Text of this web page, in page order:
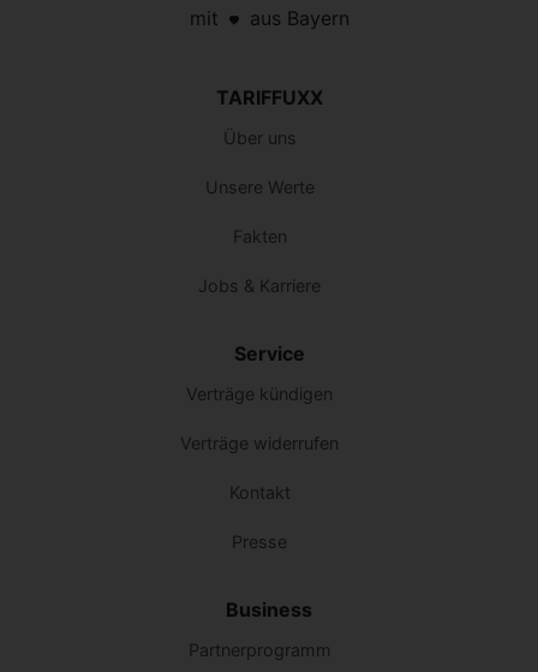
mit aus Bayern
TARIFFUXX
Über uns
Unsere Werte
Fakten
Jobs & Karriere
Service
Verträge kündigen
Verträge widerrufen
Kontakt
Presse
Business
Partnerprogramm